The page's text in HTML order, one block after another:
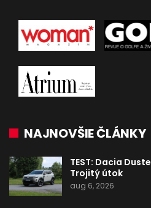
NAJNOVŠIE ČLÁNKY
TEST: Dacia
Trojitý útok
aug 6, 2026